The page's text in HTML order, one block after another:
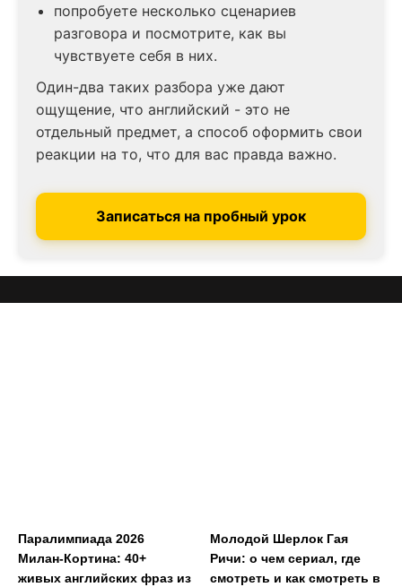
попробуете несколько сценариев
разговора и посмотрите, как вы
чувствуете себя в них.
Один-два таких разбора уже дают
ощущение, что английский - это не
отдельный предмет, а способ оформить свои
реакции на то, что для вас правда важно.
Записаться на пробный урок
Паралимпиада 2026
Милан-Кортина: 40+
живых английских фраз из
Молодой Шерлок Гая
Ричи: о чем сериал, где
смотреть и как смотреть в